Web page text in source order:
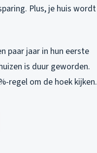
Plus, je huis wordt
paar jaar in hun eerste
is duur geworden.
regel om de hoek kijken.